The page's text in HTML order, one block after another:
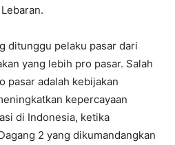
ditunggu pelaku pasar dari
yang lebih pro pasar. Salah
pasar adalah kebijakan
kepercayaan
di Indonesia, ketika
2 yang dikumandangkan